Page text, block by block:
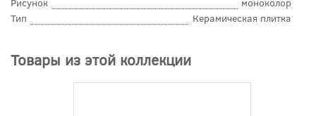
Тип
Керамическая плитка
Товары из этой коллекции